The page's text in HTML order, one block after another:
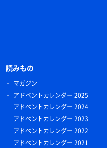
読みもの
マガジン
アドベントカレンダー 2025
アドベントカレンダー 2024
アドベントカレンダー 2023
アドベントカレンダー 2022
アドベントカレンダー 2021